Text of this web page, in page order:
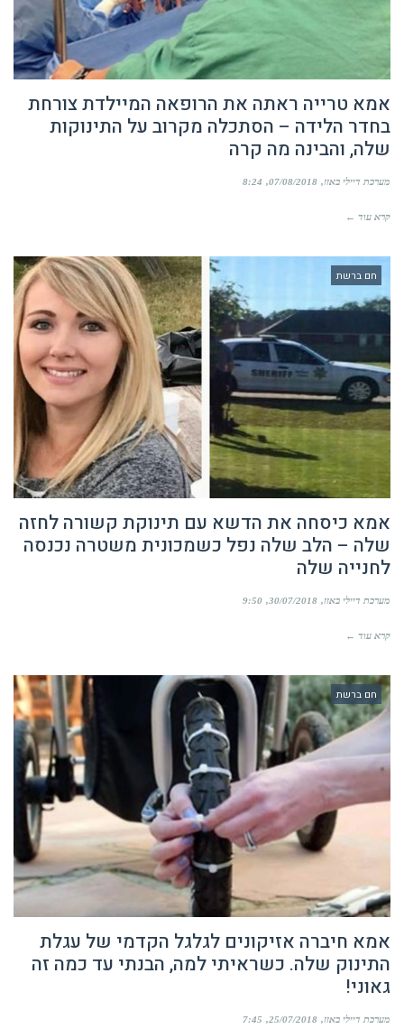
אמא טרייה ראתה את הרופאה המיילדת צורחת
בחדר הלידה – הסתכלה מקרוב על התינוקות
שלה, והבינה מה קרה
מערכת דיילי באזז 07/08/2018
8:24
קרא עוד ←
חם ברשת
אמא כיסחה את הדשא עם תינוקת קשורה לחזה
שלה – הלב שלה נפל כשמכונית משטרה נכנסה
לחנייה שלה
מערכת דיילי באזז 30/07/2018
9:50
קרא עוד ←
חם ברשת
אמא חיברה אזיקונים לגלגל הקדמי של עגלת
התינוק שלה. כשראיתי למה, הבנתי עד כמה זה
גאוני!
מערכת דיילי באזז 25/07/2018
7:45